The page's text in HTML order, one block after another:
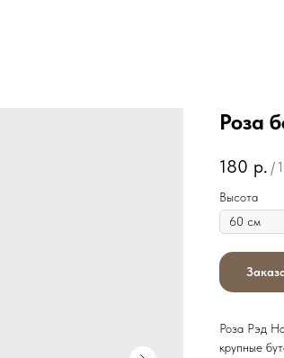
Роза
180 р. /
Высота
Роза Рэд
крупные